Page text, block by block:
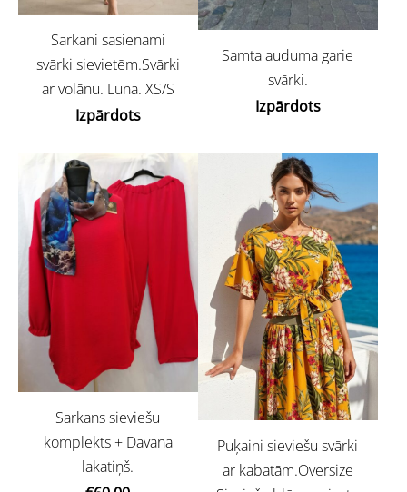
Sarkani sasienami
svārki sievietēm.Svārki
ar volānu. Luna. XS/S
Izpārdots
Samta auduma garie
svārki.
Izpārdots
Sarkans sieviešu
komplekts + Dāvanā
lakatiņš.
Puķaini sieviešu svārki
ar kabatām.Oversize